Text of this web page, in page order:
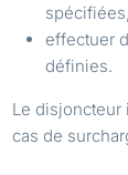
spécifiées,
effectuer
définies.
Le disjoncteur
cas de